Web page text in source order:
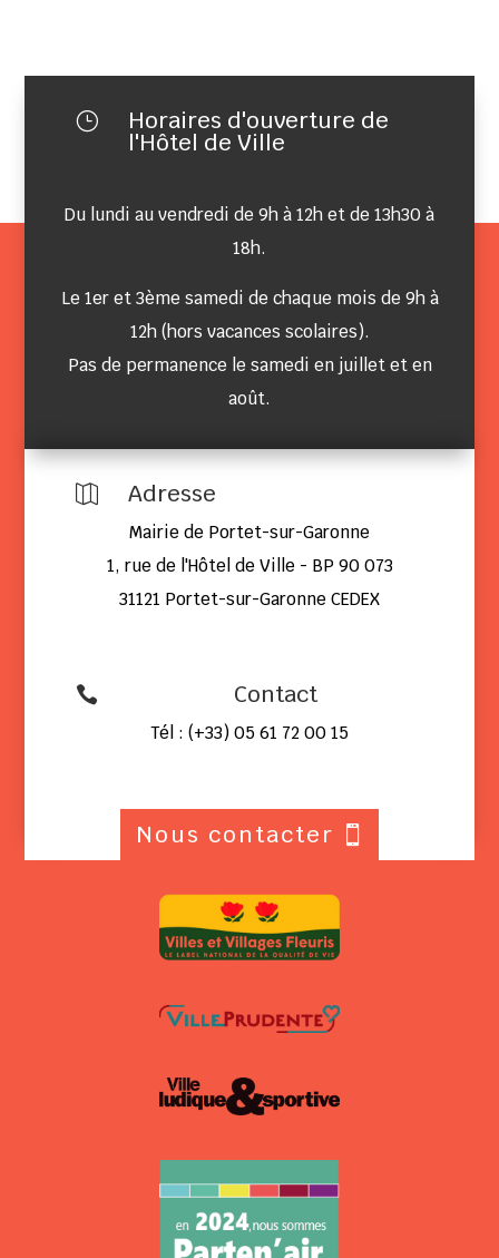
} Horaires d'ouverture de
l'Hôtel de Ville
Du lundi au vendredi de 9h à 12h et de 13h30 à
18h.
Le 1er et 3ème samedi de chaque mois de 9h à
12h (hors vacances scolaires).
Pas de permanence le samedi en juillet et en
août.
 Adresse
Mairie de Portet-sur-Garonne
1, rue de l'Hôtel de Ville - BP 90 073
31121 Portet-sur-Garonne CEDEX
 Contact
Tél : (+33) 05 61 72 00 15
Nous contacter